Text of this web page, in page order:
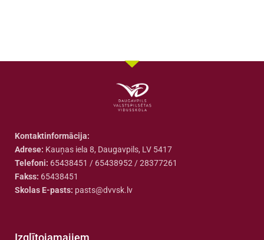
Kontaktinformācija:
Adrese: Kauņas iela 8, Daugavpils, LV 5417
Telefoni: 65438451 / 65438952 / 28377261
Fakss: 65438451
Skolas E-pasts: pasts@dvvsk.lv
Izglītojamajiem